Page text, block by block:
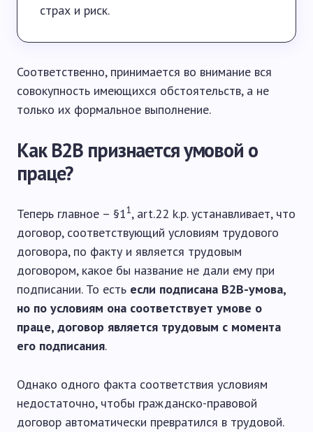
страх и риск.
Соответственно, принимается во внимание вся
совокупность имеющихся обстоятельств, а не
только их формальное выполнение.
Как B2B признается умовой о
праце?
Теперь главное – §11, art.22 k.p. устанавливает, что
договор, соответствующий условиям трудового
договора, по факту и является трудовым
договором, какое бы название не дали ему при
подписании. То есть если подписана B2B-умова,
но по условиям она соответствует умове о
праце, договор является трудовым с момента
его подписания.
Однако одного факта соответствия условиям
недостаточно, чтобы гражданско-правовой
договор автоматически превратился в трудовой.